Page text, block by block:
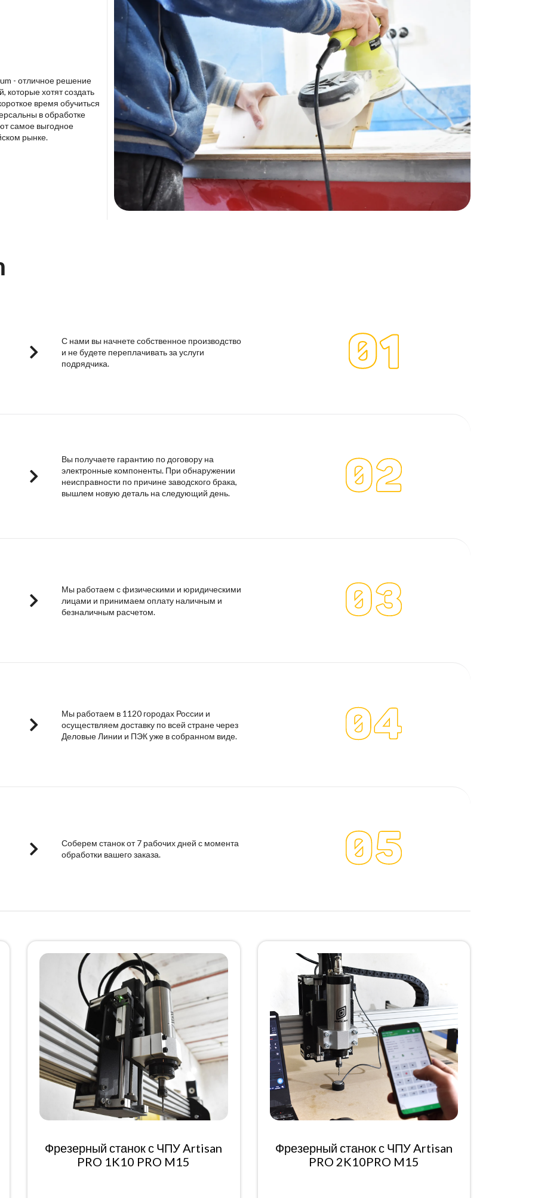
- отличное решение
хотят создать
время обучиться
в обработке
самое выгодное
рынке.
С нами вы начнете собственное производство
и не будете переплачивать за услуги
подрядчика.
Вы получаете гарантию по договору на
электронные компоненты. При обнаружении
неисправности по причине заводского брака,
вышлем новую деталь на следующий день.
Мы работаем с физическими и юридическими
лицами и принимаем оплату наличным и
безналичным расчетом.
Мы работаем в 1120 городах России и
осуществляем доставку по всей стране через
Деловые Линии и ПЭК уже в собранном виде.
Соберем станок от 7 рабочих дней с момента
обработки вашего заказа.
Фрезерный станок с ЧПУ Artisan
PRO 1K10 PRO M15
Фрезерный станок с ЧПУ Artisan
PRO 2K10PRO M15